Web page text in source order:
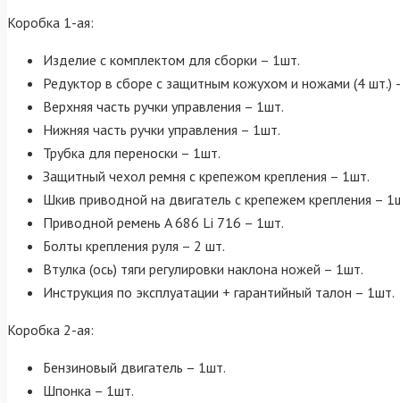
Коробка 1-ая:
Изделие с комплектом для сборки – 1шт.
Редуктор в сборе с защитным кожухом и ножами (4 шт.)
Верхняя часть ручки управления – 1шт.
Нижняя часть ручки управления – 1шт.
Трубка для переноски – 1шт.
Защитный чехол ремня с крепежом крепления – 1шт.
Шкив приводной на двигатель с крепежем крепления –
Приводной ремень A 686 Li 716 – 1шт.
Болты крепления руля – 2 шт.
Втулка (ось) тяги регулировки наклона ножей – 1шт.
Инструкция по эксплуатации + гарантийный талон – 1шт.
Коробка 2-ая:
Бензиновый двигатель – 1шт.
Шпонка – 1шт.